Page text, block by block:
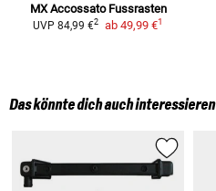
MX Accossato Fussrasten
UVP 84,99 €2 ab 49,99 €1
Das könnte dich auch interessieren